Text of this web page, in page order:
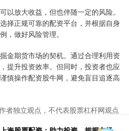
以放大收益，但也伴随一定的风险。
择正规可靠的配资平台，并根据自身
，做好风险管理。
金期货市场的契机。通过合理利用资
提升投资效率。但同时，投资者也应
慎操作配资股牛网，避免盲目追逐高
者独立观点，不代表股票杠杆网观点